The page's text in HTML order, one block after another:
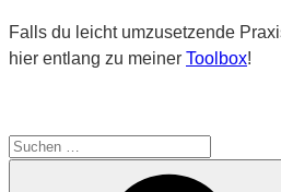
Falls du leicht umzusetzende
hier entlang zu meiner Toolbox!
Suche